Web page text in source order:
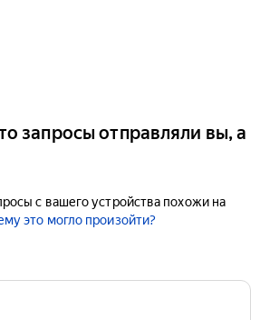
запросы отправляли вы, а
с вашего устройства похожи на
это могло произойти?